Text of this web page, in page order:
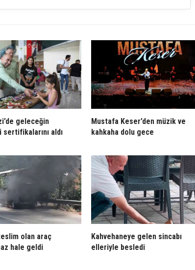
geleceğin
aldı
Mustafa Keser’den müzik ve
kahkaha dolu gece
olan araç
hale geldi
Kahvehaneye gelen sincabı
elleriyle besledi